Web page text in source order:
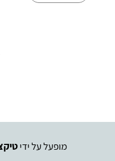
מופעל על ידי